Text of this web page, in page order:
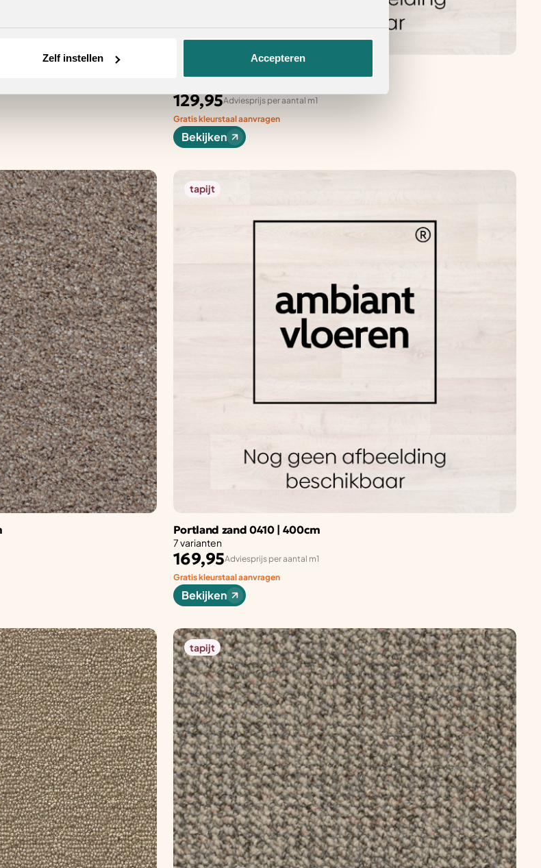
Zelf instellen Accepteren
129,95Adviesprijs per aantal m1
Gratis kleurstaal aanvragen
Bekijken
tapijt
Portland zand 0410 | 400cm
7 varianten
169,95Adviesprijs per aantal m1
Gratis kleurstaal aanvragen
Bekijken
tapijt